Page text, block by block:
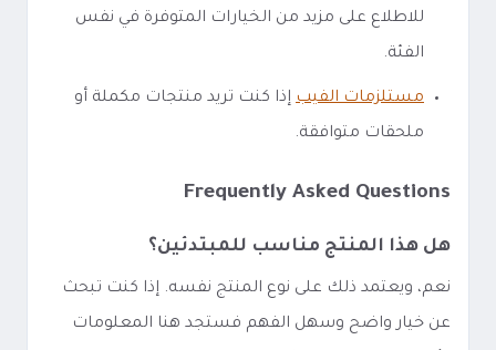
للاطلاع على مزيد من الخيارات المتوفرة في نفس
الفئة.
مستلزمات الفيب إذا كنت تريد منتجات مكملة أو
ملحقات متوافقة.
Frequently Asked Questions
هل هذا المنتج مناسب للمبتدئين؟
نعم، ويعتمد ذلك على نوع المنتج نفسه. إذا كنت تبحث
عن خيار واضح وسهل الفهم فستجد هنا المعلومات